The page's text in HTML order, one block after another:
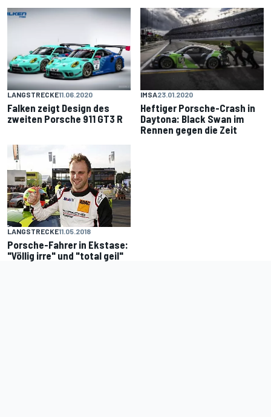
LANGSTRECKE11.06.2020
Falken zeigt Design des
zweiten Porsche 911 GT3 R
IMSA23.01.2020
Heftiger Porsche-Crash in
Daytona: Black Swan im
Rennen gegen die Zeit
LANGSTRECKE11.05.2018
Porsche-Fahrer in Ekstase:
"Völlig irre" und "total geil"